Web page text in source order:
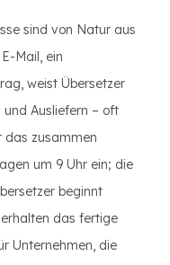
sind von Natur aus
Mail, ein
weist Übersetzer
Ausliefern – oft
das zusammen
um 9 Uhr ein; die
beginnt
erhalten das fertige
Unternehmen, die